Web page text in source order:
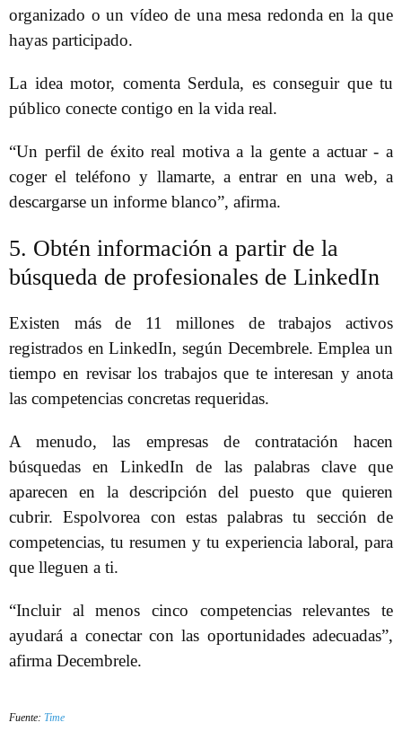
organizado o un vídeo de una mesa redonda en la que
hayas participado.
La idea motor, comenta Serdula, es conseguir que tu
público conecte contigo en la vida real.
“Un perfil de éxito real motiva a la gente a actuar - a
coger el teléfono y llamarte, a entrar en una web, a
descargarse un informe blanco”, afirma.
5. Obtén información a partir de la
búsqueda de profesionales de LinkedIn
Existen más de 11 millones de trabajos activos
registrados en LinkedIn, según Decembrele. Emplea un
tiempo en revisar los trabajos que te interesan y anota
las competencias concretas requeridas.
A menudo, las empresas de contratación hacen
búsquedas en LinkedIn de las palabras clave que
aparecen en la descripción del puesto que quieren
cubrir. Espolvorea con estas palabras tu sección de
competencias, tu resumen y tu experiencia laboral, para
que lleguen a ti.
“Incluir al menos cinco competencias relevantes te
ayudará a conectar con las oportunidades adecuadas”,
afirma Decembrele.
Fuente: Time